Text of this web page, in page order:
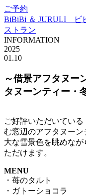
ご予約
BiBiBi ＆ JURULI ビ
ストラン
INFORMATION
2025
01.10
～借景アフタヌー
タヌーンティー・
ご好評いただいてい
む窓辺のアフタヌー
大な雪景色を眺めな
ただけます。
MENU
・苺のタルト
・ガトーショコラ